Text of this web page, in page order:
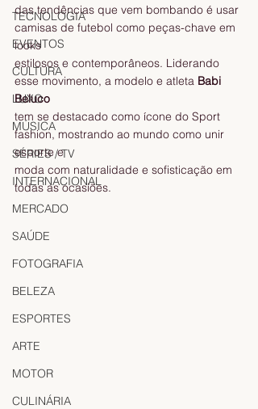
TECNOLOGIA
EVENTOS
CULTURA
LUXO
MÚSICA
SÉRIES / TV
INTERNACIONAL
MERCADO
SAÚDE
FOTOGRAFIA
BELEZA
ESPORTES
ARTE
MOTOR
CULINÁRIA
das tendências que vem bombando é usar
camisas de futebol como peças-chave em
looks
estilosos e contemporâneos. Liderando
esse movimento, a modelo e atleta Babi
Beluco
tem se destacado como ícone do Sport
fashion, mostrando ao mundo como unir
esporte e
moda com naturalidade e sofisticação em
todas as ocasiões.